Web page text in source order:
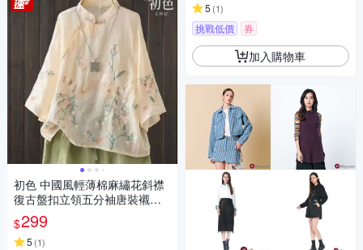
初色 中國風輕薄棉麻繡花斜襟
復古盤扣立領五分袖唐裝襯衫
上衣女上衣裝-共3色-12608(M-
3XL可選)
$299
5 (1)
5 (1)
挑戰低價 券
加入購物車